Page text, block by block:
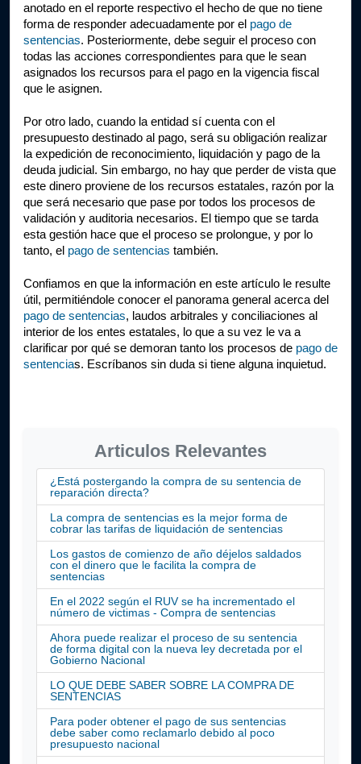
anotado en el reporte respectivo el hecho de que no tiene
forma de responder adecuadamente por el pago de
sentencias. Posteriormente, debe seguir el proceso con
todas las acciones correspondientes para que le sean
asignados los recursos para el pago en la vigencia fiscal
que le asignen.
Por otro lado, cuando la entidad sí cuenta con el
presupuesto destinado al pago, será su obligación realizar
la expedición de reconocimiento, liquidación y pago de la
deuda judicial. Sin embargo, no hay que perder de vista que
este dinero proviene de los recursos estatales, razón por la
que será necesario que pase por todos los procesos de
validación y auditoria necesarios. El tiempo que se tarda
esta gestión hace que el proceso se prolongue, y por lo
tanto, el pago de sentencias también.
Confiamos en que la información en este artículo le resulte
pago de sentencias, laudos arbitrales y conciliaciones al
interior de los entes estatales, lo que a su vez le va a
clarificar por qué se demoran tanto los procesos de pago de
sentencias. Escríbanos sin duda si tiene alguna inquietud.
Articulos Relevantes
¿Está postergando la compra de su sentencia de
reparación directa?
La compra de sentencias es la mejor forma de
cobrar las tarifas de liquidación de sentencias
Los gastos de comienzo de año déjelos saldados
con el dinero que le facilita la compra de
sentencias
En el 2022 según el RUV se ha incrementado el
número de victimas - Compra de sentencias
Ahora puede realizar el proceso de su sentencia
de forma digital con la nueva ley decretada por el
Gobierno Nacional
LO QUE DEBE SABER SOBRE LA COMPRA DE
SENTENCIAS
Para poder obtener el pago de sus sentencias
debe saber como reclamarlo debido al poco
presupuesto nacional